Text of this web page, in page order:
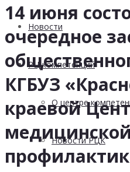
Новости
РЦ компетенций
О центре
Новости РЦК
14 июня
очередное
КГБУЗ
краевой
медицинской